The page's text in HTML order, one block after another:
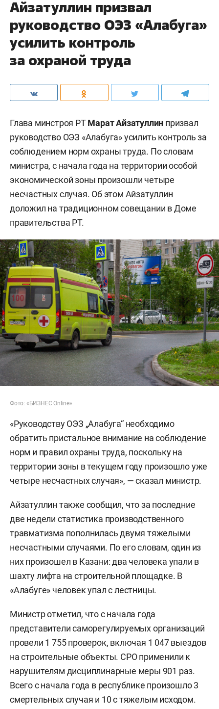
Айзатуллин призвал
руководство ОЭЗ «Алабуга»
усилить контроль
за охраной труда
Глава минстроя РТМарат Айзатуллин призвал
руководство ОЭЗ «Алабуга» усилить контроль за
соблюдением норм охраны труда. По словам
министра, с начала года на территории особой
экономической зоны произошли четыре
несчастных случая. Об этом Айзатуллин
доложил на традиционном совещании в Доме
правительства РТ.
Фото: «БИЗНЕС Online»
«Руководству ОЭЗ „Алабуга“ необходимо
обратить пристальное внимание на соблюдение
норм и правил охраны труда, поскольку на
территории зоны в текущем году произошло уже
четыре несчастных случая», — сказал министр.
Айзатуллин также сообщил, что за последние
две недели статистика производственного
травматизма пополнилась двумя тяжелыми
несчастными случаями. По его словам, один из
них произошел в Казани: два человека упали в
шахту лифта на строительной площадке. В
«Алабуге» человек упал с лестницы.
Министр отметил, что с начала года
представители саморегулируемых организаций
провели 1 755 проверок, включая 1 047 выездов
на строительные объекты. СРО применили к
нарушителям дисциплинарные меры 901 раз.
Всего с начала года в республике произошло 3
смертельных случая и 10 с тяжелым исходом.